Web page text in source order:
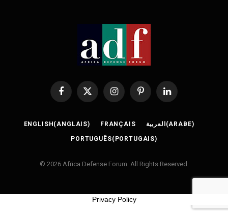
Facebook
X
InstagramPinterestLinkedIn
ENGLISH (ANGLAIS) FRANÇAIS العربية (ARABE)
PORTUGUÊS( PORTUGAIS)
© 2026 Africa Defense Forum. All Rights Reserved.
Privacy Policy